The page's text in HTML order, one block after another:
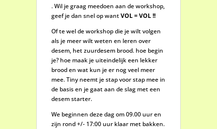
. Wil je graag meedoen aan de workshop,
geef je dan snel op wantVOL = VOL !!
Of te wel de workshop die je wilt volgen
als je meer wilt weten en leren over
desem, het zuurdesem brood. hoe begin
je? hoe maak je uiteindelijk een lekker
brood en wat kun je er nog veel meer
mee. Tiny neemt je stap voor stap mee in
de basis en je gaat aan de slag met een
desem starter.
We beginnen deze dag om 09.00 uur en
zijn rond +/- 17:00 uur klaar met bakken.